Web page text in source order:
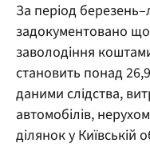
За період
задокументовано
заволодіння
становить понад
даними слідства,
автомобілів,
ділянок у Київській